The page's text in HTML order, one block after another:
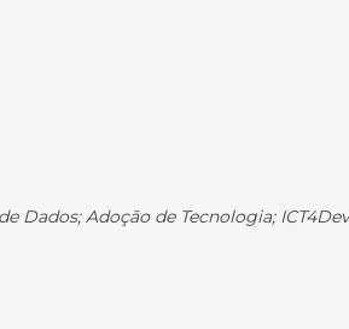
Dados; Adoção de Tecnologia;